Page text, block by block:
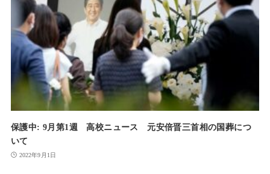
保護中: 9月第1週 高校ニュース 元安倍晋三首相の国葬につ
いて
2022年9月1日